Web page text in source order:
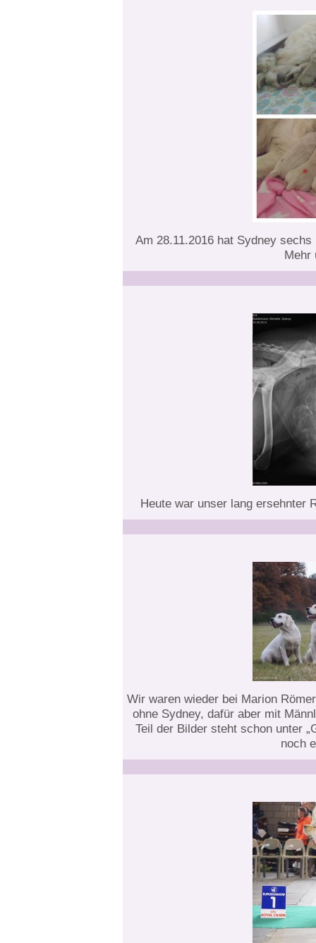
Am 28.11.2016 hat Sydney
Mehr
Heute war unser lang ersehnter
Wir waren wieder bei Marion
ohne Sydney, dafür aber mit
Teil der Bilder steht schon unter
noch